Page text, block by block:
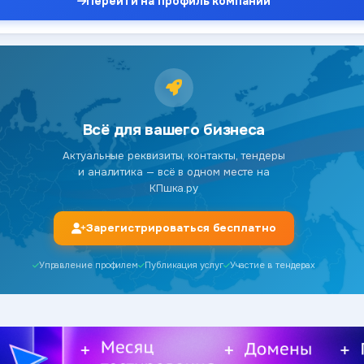
Всё для вашего бизнеса
Актуальные реквизиты, контакты, тендеры
и аналитика — всё в одном месте на
КПшка.ру
Зарегистрироваться бесплатно
Управление профилем Публикация услуг Участие в тендерах